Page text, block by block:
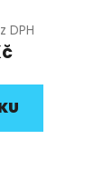
DPH